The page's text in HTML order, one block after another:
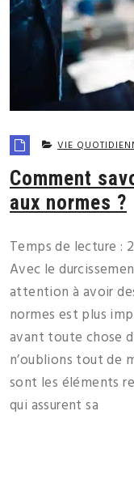
VIE
Comment
aux normes ?
Temps de lecture : 2
Avec le
attention à avoir
normes est plus
avant toute chose
n’oublions tout de
sont les éléments
qui assurent sa